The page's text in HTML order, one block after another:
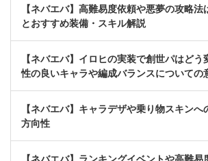
【ネバエバ】高難易度依頼や悪夢の攻略
とおすすめ装備・スキル解説
【ネバエバ】イロヒの実装で創世パはど
性の良いキャラや編成バランスについての
【ネバエバ】キャラデザや乗り物スキン
方向性